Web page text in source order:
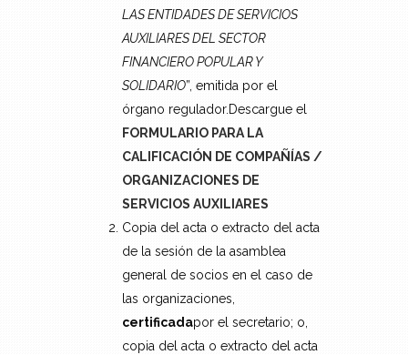
LAS ENTIDADES DE SERVICIOS
AUXILIARES DEL SECTOR
FINANCIERO POPULAR Y
SOLIDARIO”, emitida por el
órgano regulador.Descargue el
FORMULARIO PARA LA
CALIFICACIÓN DE COMPAÑÍAS /
ORGANIZACIONES DE
SERVICIOS AUXILIARES
Copia del acta o extracto del acta
de la sesión de la asamblea
general de socios en el caso de
las organizaciones,
certificadapor el secretario; o,
copia del acta o extracto del acta